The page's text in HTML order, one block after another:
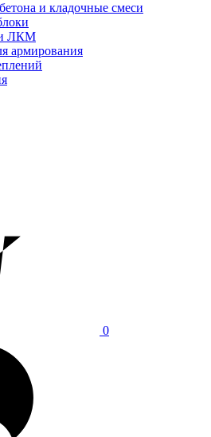
и кладочные смеси
и ЛКМ
армирования
0